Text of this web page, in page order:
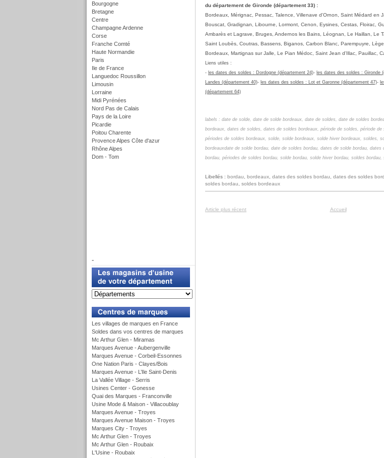
Bourgogne
Bretagne
Centre
Champagne Ardenne
Corse
Franche Comté
Haute Normandie
Paris
Ile de France
Languedoc Roussillon
Limousin
Lorraine
Midi Pyrénées
Nord Pas de Calais
Pays de la Loire
Picardie
Poitou Charente
Provence Alpes Côte d'azur
Rhône Alpes
Dom - Tom
-
Les villages de marques en France
Soldes dans vos centres de marques
Mc Arthur Glen - Miramas
Marques Avenue - Aubergenville
Marques Avenue - Corbeil-Essonnes
One Nation Paris - Clayes/Bois
Marques Avenue - L’Ile Saint-Denis
La Vallée Village - Serris
Usines Center - Gonesse
Quai des Marques - Franconville
Usine Mode & Maison - Villacoublay
Marques Avenue - Troyes
Marques Avenue Maison - Troyes
Marques City - Troyes
Mc Arthur Glen - Troyes
Mc Arthur Glen - Roubaix
L'Usine - Roubaix
du département de Gironde (département 33) :
Bordeaux, Mérignac, Pessac, Talence, Villenave d'Ornon, Saint Médard en
Bouscat, Gradignan, Libourne, Lormont, Cenon, Eysines, Cestas, Floirac,
Ambarès et Lagrave, Bruges, Andernos les Bains, Léognan, Le Haillan, Le
Saint Loubès, Coutras, Bassens, Biganos, Carbon Blanc, Parempuyre,
Bordeaux, Martignas sur Jalle, Le Pian Médoc, Saint Jean d'Illac, Pauillac,
Liens utiles :
- les dates des soldes : Dordogne (département 24)- les dates des soldes : Gironde
Landes (département 40)- les dates des soldes : Lot et Garonne (département 47)-
(département 64)
labels : date de solde, date de solde bordeaux, date de soldes, date de soldes
bordeaux, dates de soldes, dates de soldes bordeaux, période de soldes, période de
périodes de soldes bordeaux, solde, solde bordeaux, solde hiver bordeaux, soldes,
bordeauxdate de solde bordau, date de soldes bordau, dates de solde bordau, dates
bordau, périodes de soldes bordau, solde bordau, solde hiver bordau, soldes bordau,
Libellés : bordau bordeaux dates des soldes bordau dates des soldes
soldes bordau
soldes bordeaux
Article plus récent Accueil